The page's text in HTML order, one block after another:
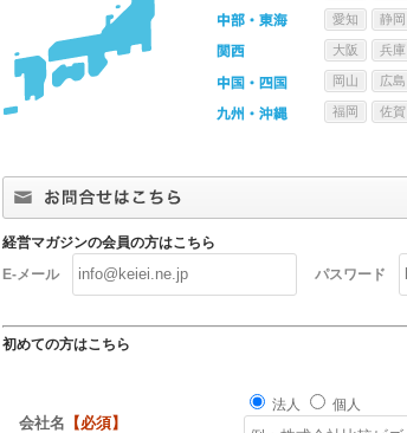
愛知 静岡
大阪 兵庫
岡山 広島
福岡 佐賀
経営マガジンの会員の方はこちら
E-メール
パスワード
初めての方はこちら
会社名 【必須】
法人 個人